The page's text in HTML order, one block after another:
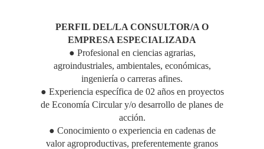
GRANOS ANDINOS"
PERFIL DEL/LA CONSULTOR/A O
EMPRESA ESPECIALIZADA
● Profesional en ciencias agrarias,
agroindustriales, ambientales, económicas,
ingeniería o carreras afines.
● Experiencia específica de 02 años en proyectos
de Economía Circular y/o desarrollo de planes de
acción.
● Conocimiento o experiencia en cadenas de
valor agroproductivas, preferentemente granos